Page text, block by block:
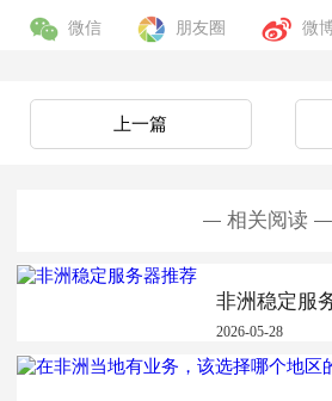
微信 朋友圈 微
上一篇
相关阅读
非洲稳定服
2026-05-28